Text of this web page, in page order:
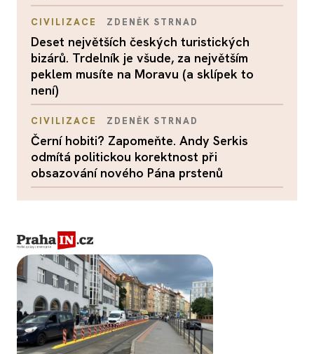
CIVILIZACE ZDENĚK STRNAD
Deset největších českých turistických
bizárů. Trdelník je všude, za největším
peklem musíte na Moravu (a sklípek to
není)
CIVILIZACE ZDENĚK STRNAD
Černí hobiti? Zapomeňte. Andy Serkis
odmítá politickou korektnost při
obsazování nového Pána prstenů